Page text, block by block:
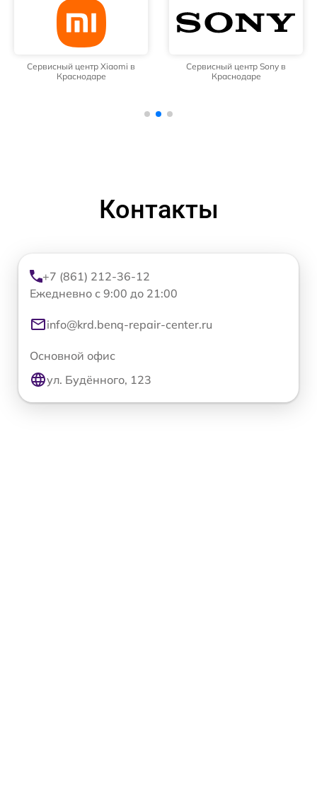
Сервисный центр Xiaomi в
Краснодаре
Сервисный центр Sony в
Краснодаре
Контакты
+7 (861) 212-36-12
Ежедневно с 9:00 до 21:00
info@krd.benq-repair-center.ru
Основной офис
ул. Будённого, 123